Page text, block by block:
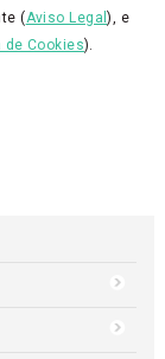
(Aviso Legal), e
de Cookies).